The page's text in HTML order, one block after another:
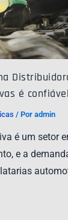
é
/ Por admin
é um setor
e a